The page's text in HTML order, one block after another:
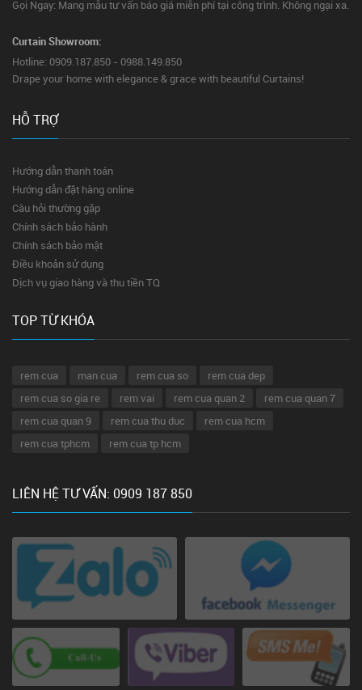
Gọi Ngay: Mang mẫu tư vấn báo giá miễn phí tại công trình. Không ngại xa.
Curtain Showroom:
Hotline: 0909.187.850 - 0988.149.850
Drape your home with elegance & grace with beautiful Curtains!
HỖ TRỢ
Hướng dẫn thanh toán
Hướng dẫn đặt hàng online
Câu hỏi thường gặp
Chính sách bảo hành
Chính sách bảo mật
Điều khoản sử dụng
Dịch vụ giao hàng và thu tiền TQ
TOP TỪ KHÓA
rem cua man cua rem cua so
rem cua dep
rem cua so gia re
rem vai rem cua quan 2
rem cua quan 7
rem cua quan 9
rem cua thu duc
rem cua hcm
rem cua tphcm
rem cua tp hcm
LIÊN HỆ TƯ VẤN: 0909 187 850